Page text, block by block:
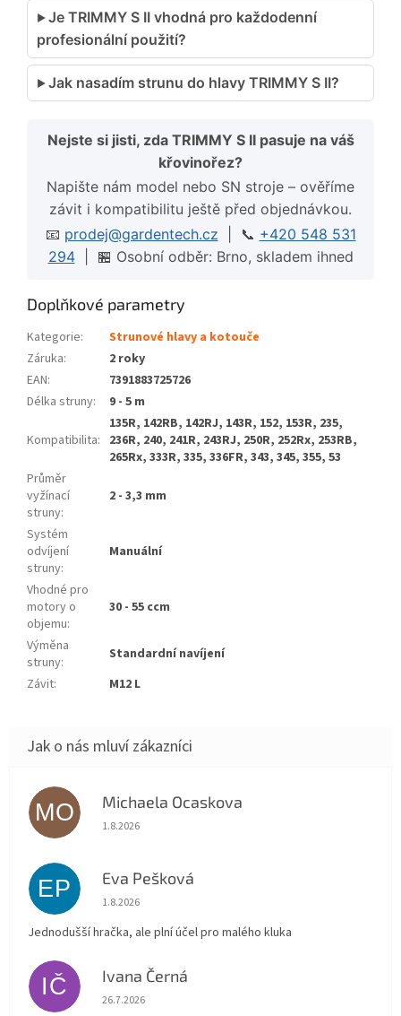
Je TRIMMY S II vhodná pro každodenní
profesionální použití?
Jak nasadím strunu do hlavy TRIMMY S II?
Nejste si jisti, zda TRIMMY S II pasuje na váš
křovinořez?
Napište nám model nebo SN stroje – ověříme
závit i kompatibilitu ještě před objednávkou.
📧 prodej@gardentech.cz | 📞 +420 548 531
294| 🏪 Osobní odběr: Brno, skladem ihned
Doplňkové parametry
Kategorie:
Strunové hlavy a kotouče
Záruka:
2 roky
EAN:
7391883725726
Délka struny: 9 - 5 m
Kompatibilita:
135R, 142RB, 142RJ, 143R, 152, 153R, 235,
236R, 240, 241R, 243RJ, 250R, 252Rx, 253RB,
265Rx, 333R, 335, 336FR, 343, 345, 355, 53
Průměr
vyžínací
struny:
2 - 3,3 mm
Systém
odvíjení
struny:
Manuální
Vhodné pro
motory o
objemu:
30 - 55 ccm
Výměna
struny:
Standardní navíjení
Závit: M12 L
MO Michaela Ocaskova
Hodnocení obchodu je 5 z 5 hvězdiček.
1.8.2026
EP Eva Pešková
Hodnocení obchodu je 5 z 5 hvězdiček.
1.8.2026
Jednodušší hračka, ale plní účel pro malého kluka
IČ Ivana Černá
Hodnocení obchodu je 5 z 5 hvězdiček.
26.7.2026